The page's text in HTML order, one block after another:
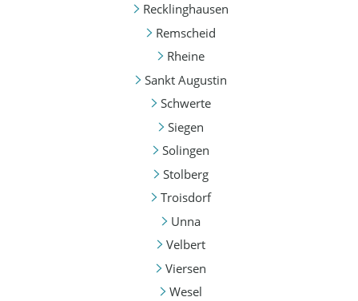
Recklinghausen
Remscheid
Rheine
Sankt Augustin
Schwerte
Siegen
Solingen
Stolberg
Troisdorf
Unna
Velbert
Viersen
Wesel